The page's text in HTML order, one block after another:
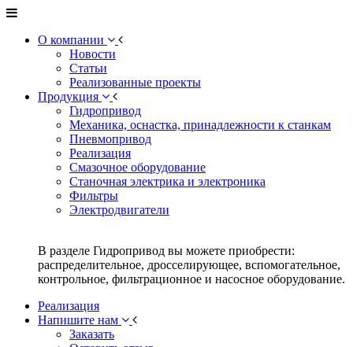
О компании
Новости
Статьи
Реализованные проекты
Продукция
Гидропривод
Механика, оснастка, принадлежности к станкам
Пневмопривод
Реализация
Смазочное оборудование
Станочная электрика и электроника
Фильтры
Электродвигатели
В разделе Гидропривод вы можете приобрести:
распределительное, дросселирующее, вспомогательное,
контрольное, фильтрационное и насосное оборудование.
Реализация
Напишите нам
Заказать